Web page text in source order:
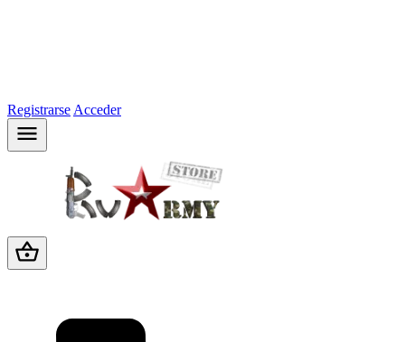
Registrarse Acceder